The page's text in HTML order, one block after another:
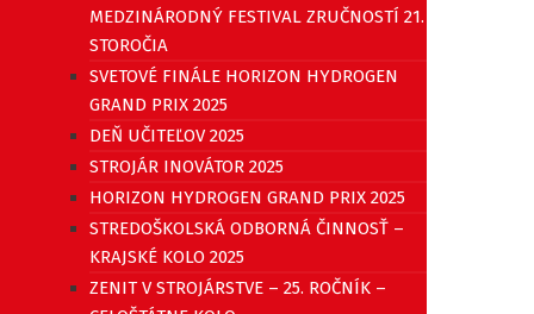
MEDZINÁRODNÝ FESTIVAL ZRUČNOSTÍ 21.
STOROČIA
SVETOVÉ FINÁLE HORIZON HYDROGEN
GRAND PRIX 2025
DEŇ UČITEĽOV 2025
STROJÁR INOVÁTOR 2025
HORIZON HYDROGEN GRAND PRIX 2025
STREDOŠKOLSKÁ ODBORNÁ ČINNOSŤ –
KRAJSKÉ KOLO 2025
ZENIT V STROJÁRSTVE – 25. ROČNÍK –